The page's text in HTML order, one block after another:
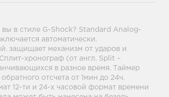
в стиле G-Shock? Standard Analog-
автоматически.
защищает механизм от ударов и
хронограф (от англ. Split –
в разное время. Таймер
отсчета от 1мин до 24ч.
12-ти и 24-х часовой формат времени